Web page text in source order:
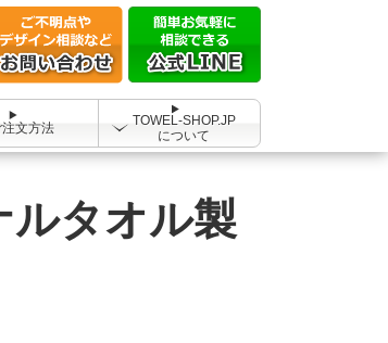
注文方法
TOWEL-SHOP.JP
について
タオル製